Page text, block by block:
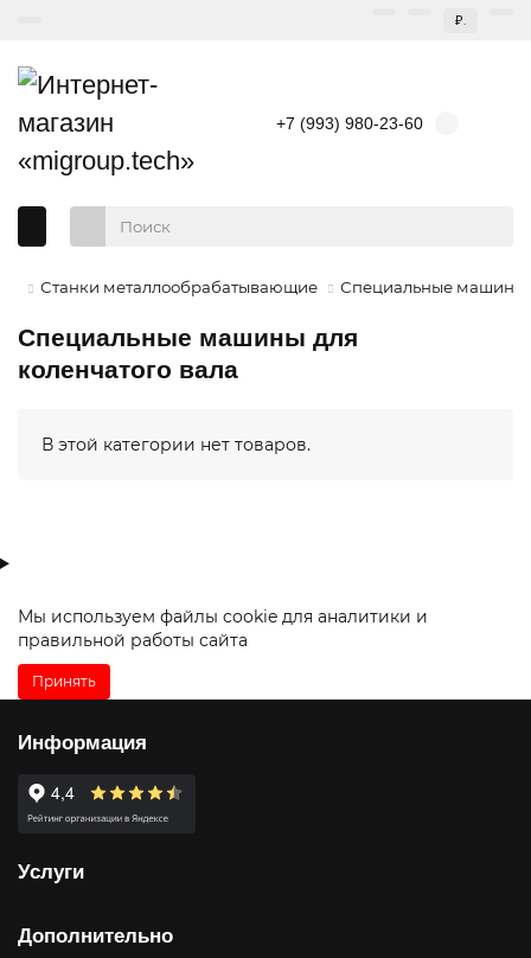
₽.
+7 (993) 980-23-60
Станки металлообрабатывающие Специальные машины
Специальные машины для
коленчатого вала
В этой категории нет товаров.
Мы используем файлы cookie для аналитики и
правильной работы сайта
Принять
Информация
Услуги
Дополнительно